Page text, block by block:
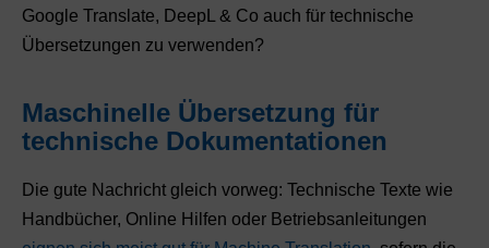
Google Translate, DeepL & Co auch für technische
Übersetzungen zu verwenden?
Maschinelle Übersetzung für
technische Dokumentationen
Die gute Nachricht gleich vorweg: Technische Texte wie
Handbücher, Online Hilfen oder Betriebsanleitungen